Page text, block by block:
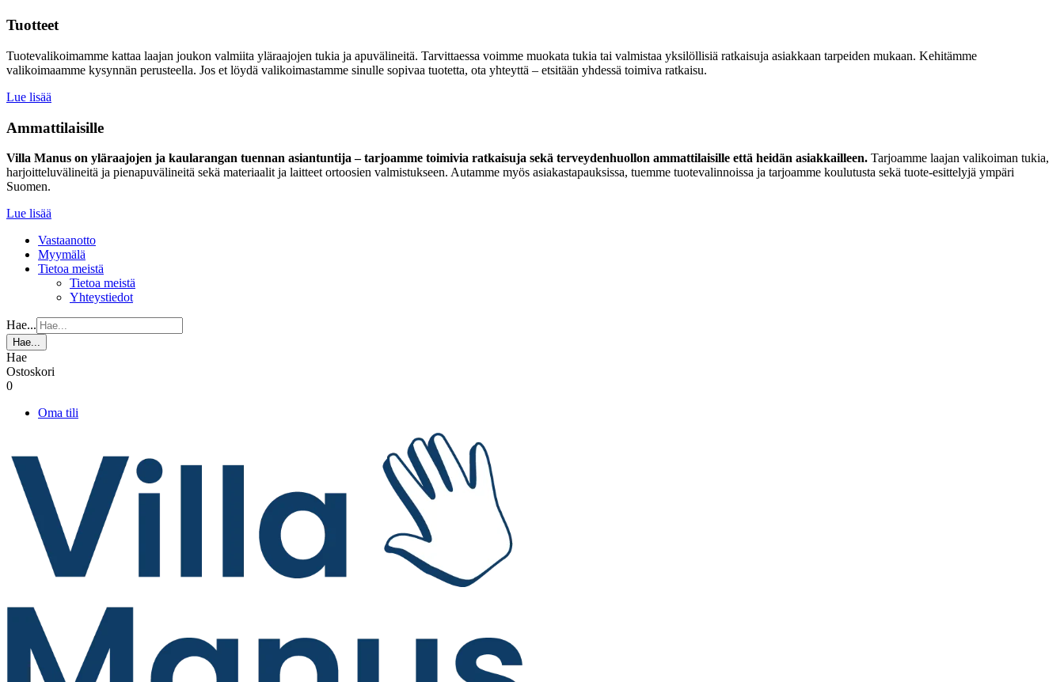
Tuotteet
Tuotevalikoimamme kattaa laajan joukon valmiita yläraajojen tukia ja apuvälineitä. Tarvittaessa voimme muokata tukia tai valmistaa yksilöllisiä ratkaisuja asiakkaan tarpeiden mukaan. Kehitämme
valikoimaamme kysynnän perusteella. Jos et löydä valikoimastamme sinulle sopivaa tuotetta, ota yhteyttä – etsitään yhdessä toimiva ratkaisu.
Lue lisää
Ammattilaisille
Villa Manus on yläraajojen ja kaularangan tuennan asiantuntija – tarjoamme toimivia ratkaisuja sekä terveydenhuollon ammattilaisille että heidän asiakkailleen. Tarjoamme laajan valikoiman tukia,
harjoitteluvälineitä ja pienapuvälineitä sekä materiaalit ja laitteet ortoosien valmistukseen. Autamme myös asiakastapauksissa, tuemme tuotevalinnoissa ja tarjoamme koulutusta sekä tuote-esittelyjä ympäri
Suomen.
Lue lisää
Vastaanotto
Myymälä
Tietoa meistä
Tietoa meistä
Yhteystiedot
Hae...
Hae...
Hae
Ostoskori
0
Oma tili